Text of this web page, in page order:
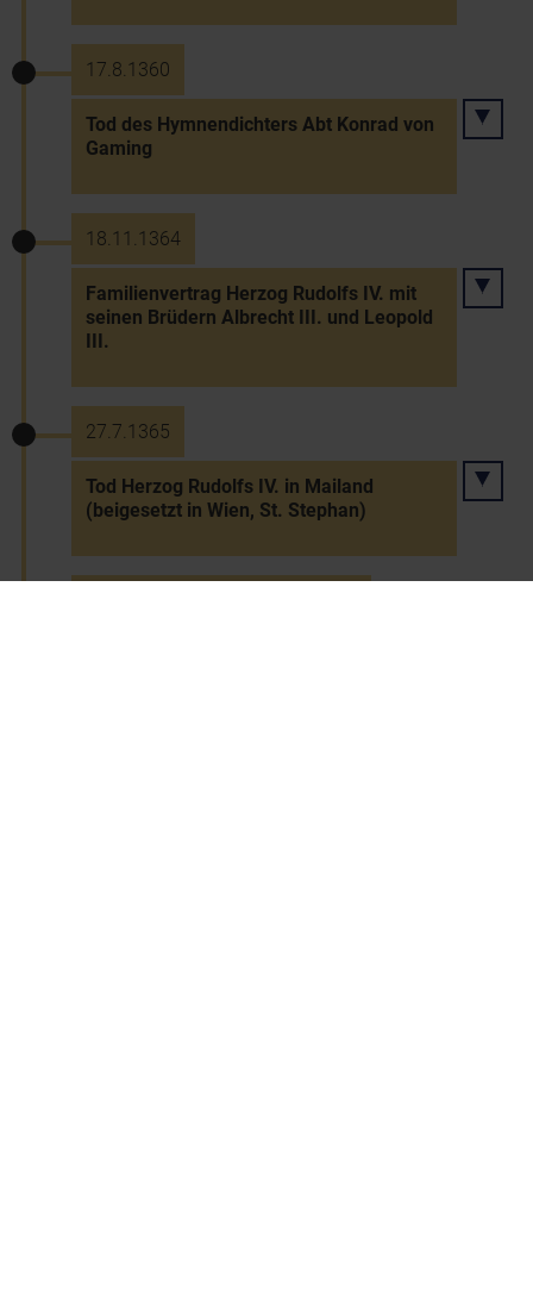
17.8.1360
Tod des Hymnendichters Abt Konrad von
Gaming
18.11.1364
Familienvertrag Herzog Rudolfs IV. mit
seinen Brüdern Albrecht III. und Leopold
III.
27.7.1365
Tod Herzog Rudolfs IV. in Mailand
(beigesetzt in Wien, St. Stephan)